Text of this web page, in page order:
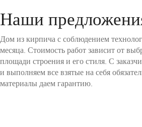
Наши
Дом из кирпича с соблюдением
месяца. Стоимость работ зависит от
площади строения и его стиля. С
и выполняем все взятые на себя
материалы даем гарантию.